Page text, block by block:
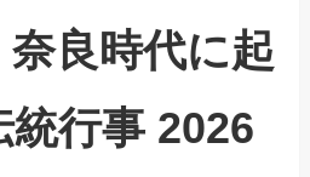
良時代に起
行事 2026